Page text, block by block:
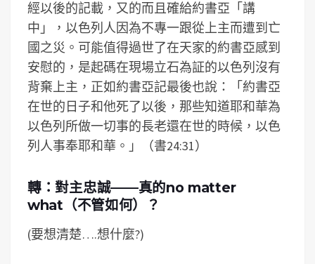
經以後的記載，又的而且確給約書亞「講
中」，以色列人因為不專一跟從上主而遭到亡
國之災。可能值得過世了在天家的約書亞感到
安慰的，是起碼在現場立石為証的以色列沒有
背棄上主，正如約書亞記最後也說：「約書亞
在世的日子和他死了以後，那些知道耶和華為
以色列所做一切事的長老還在世的時候，以色
列人事奉耶和華。」（書24:31）
轉：對主忠誠——真的no matter
what（不管如何）？
(要想清楚….想什麼?)